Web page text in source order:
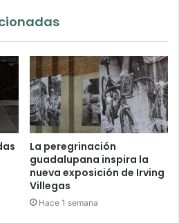
La peregrinación
guadalupana inspira la
nueva exposición de Irving
Villegas
Hace 1 semana